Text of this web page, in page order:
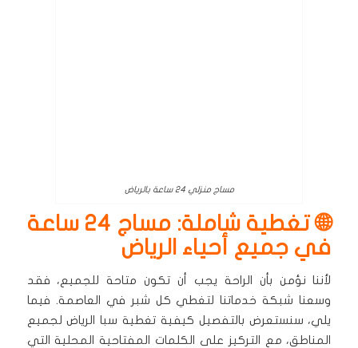
مساج منزلي 24 ساعة بالرياض
🌐 تغطية شاملة: مساج 24 ساعة
في جميع أحياء الرياض
لأننا نؤمن بأن الراحة يجب أن تكون متاحة للجميع، فقد
وسعنا شبكة خدماتنا لتغطي كل شبر في العاصمة. فيما
يلي، سنستعرض بالتفصيل كيفية تغطية سبا الرياض لجميع
المناطق، مع التركيز على الكلمات المفتاحية المحلية التي